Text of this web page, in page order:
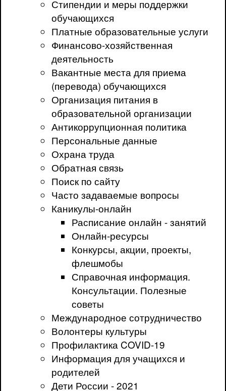
Стипендии и меры поддержки
обучающихся
Платные образовательные услуги
Финансово-хозяйственная
деятельность
Вакантные места для приема
(перевода) обучающихся
Организация питания в
образовательной организации
Антикоррупционная политика
Персональные данные
Охрана труда
Обратная связь
Поиск по сайту
Часто задаваемые вопросы
Каникулы-онлайн
Расписание онлайн - занятий
Онлайн-ресурсы
Конкурсы, акции, проекты,
флешмобы
Справочная информация.
Консультации. Полезные
советы
Международное сотрудничество
Волонтеры культуры
Профилактика COVID-19
Информация для учащихся и
родителей
Дети России - 2021